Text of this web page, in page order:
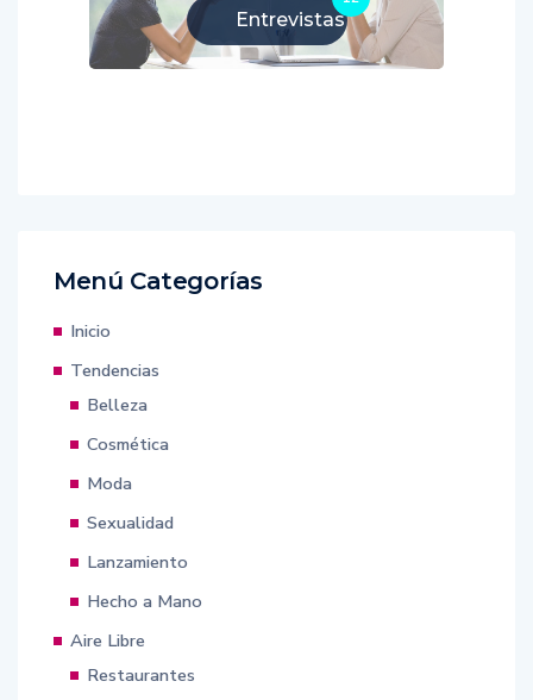
Entrevistas
Menú Categorías
Inicio
Tendencias
Belleza
Cosmética
Moda
Sexualidad
Lanzamiento
Hecho a Mano
Aire Libre
Restaurantes